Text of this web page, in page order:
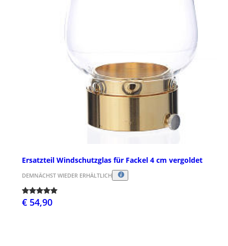
Ersatzteil Windschutzglas für Fackel 4 cm vergoldet
DEMNÄCHST WIEDER ERHÄLTLICH
€ 54,90